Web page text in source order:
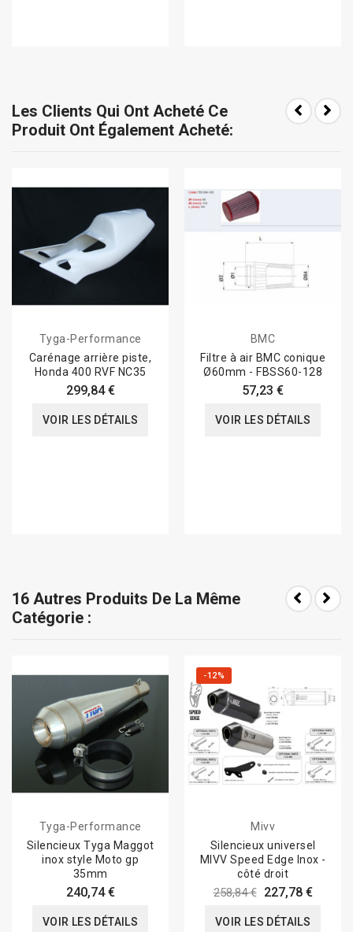
Les Clients Qui Ont Acheté Ce
Produit Ont Également Acheté:
Tyga-Performance
Carénage arrière piste,
Honda 400 RVF NC35
299,84 €
VOIR LES DÉTAILS
BMC
Filtre à air BMC conique
Ø60mm - FBSS60-128
57,23 €
VOIR LES DÉTAILS
16 Autres Produits De La Même
Catégorie :
Tyga-Performance
Silencieux Tyga Maggot
inox style Moto gp
35mm
240,74 €
VOIR LES DÉTAILS
-12%
Mivv
Silencieux universel
MIVV Speed Edge Inox -
côté droit
258,84 € 227,78 €
VOIR LES DÉTAILS